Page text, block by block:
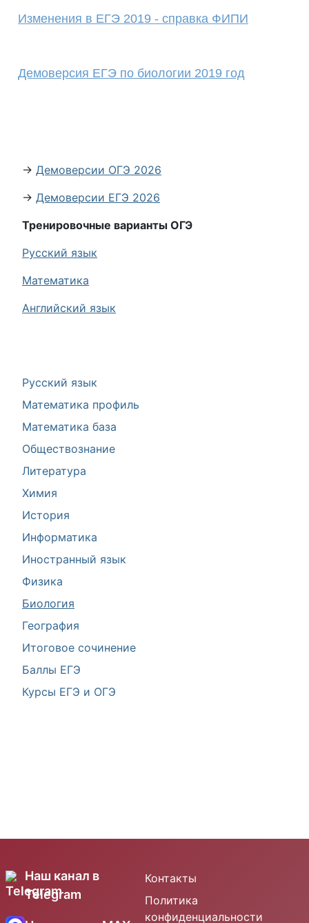
Русский язык
Математика профиль
Математика база
Обществознание
Литература
Химия
История
Информатика
Иностранный язык
Физика
Биология
География
Итоговое сочинение
Баллы ЕГЭ
Курсы ЕГЭ и ОГЭ
Изменения в ЕГЭ 2019 - справка ФИПИ
Демоверсия ЕГЭ по биологии 2019 год
→ Демоверсии ОГЭ 2026
→ Демоверсии ЕГЭ 2026
Тренировочные варианты ОГЭ
Русский язык
Математика
Английский язык
Наш канал в
Telegram
Контакты
Политика
конфиденциальности